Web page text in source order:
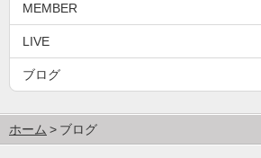
MEMBER
LIVE
ブログ
ホーム ブログ